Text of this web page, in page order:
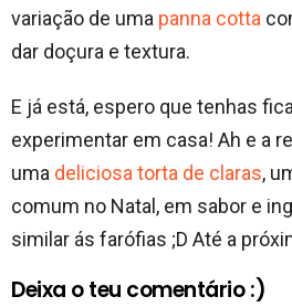
variação de uma panna cotta
dar doçura e textura.
E já está, espero que tenhas
experimentar em casa! Ah e a
uma deliciosa torta de claras,
comum no Natal, em sabor e
similar ás farófias ;D Até a
Deixa o teu comentário :)